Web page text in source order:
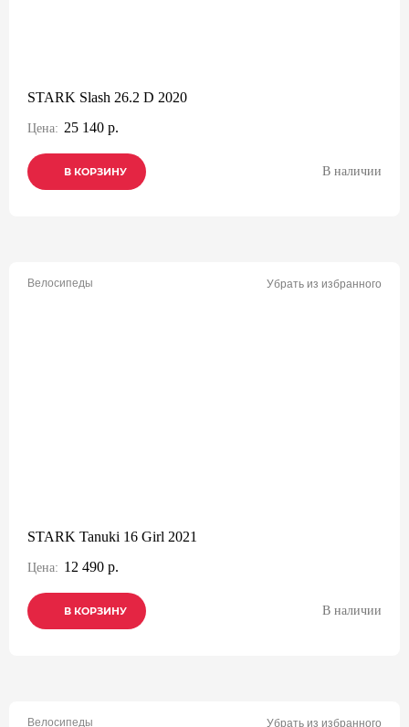
STARK Slash 26.2 D 2020
Цена: 25 140 р.
В КОРЗИНУ
В КОРЗИНУ
В КОРЗИНУ В наличии
Велосипеды Убрать из избранного
STARK Tanuki 16 Girl 2021
Цена: 12 490 р.
В КОРЗИНУ
В КОРЗИНУ
В КОРЗИНУ В наличии
Велосипеды Убрать из избранного